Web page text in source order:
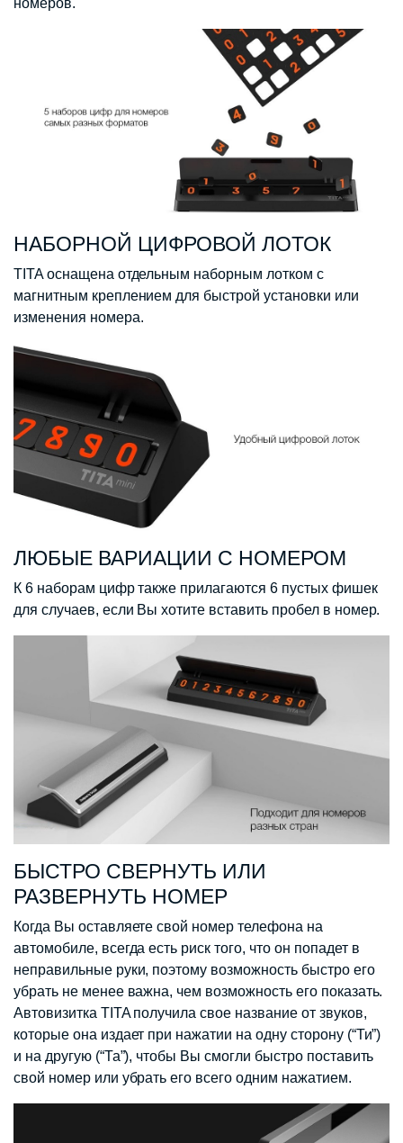
номеров.
НАБОРНОЙ ЦИФРОВОЙ ЛОТОК
TITA оснащена отдельным наборным лотком с
магнитным креплением для быстрой установки или
изменения номера.
ЛЮБЫЕ ВАРИАЦИИ С НОМЕРОМ
К 6 наборам цифр также прилагаются 6 пустых фишек
для случаев, если Вы хотите вставить пробел в номер.
БЫСТРО СВЕРНУТЬ ИЛИ
РАЗВЕРНУТЬ НОМЕР
Когда Вы оставляете свой номер телефона на
автомобиле, всегда есть риск того, что он попадет в
неправильные руки, поэтому возможность быстро его
убрать не менее важна, чем возможность его показать.
Автовизитка TITA получила свое название от звуков,
которые она издает при нажатии на одну сторону (“Ти”)
и на другую (“Та”), чтобы Вы смогли быстро поставить
свой номер или убрать его всего одним нажатием.